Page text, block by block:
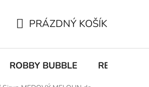
KOŠÍK
PRÁZDNÝ KOŠÍK
ROBBY BUBBLE RECEPTY